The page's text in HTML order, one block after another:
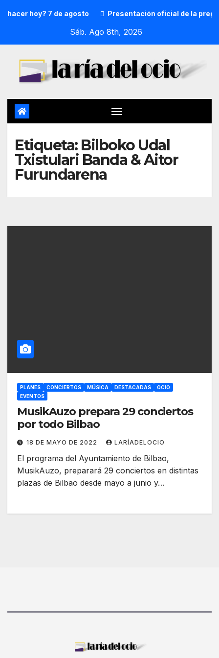
hacer hoy? 7 de agosto Presentación oficial de la
Sáb. Ago 8th, 2026
Etiqueta: Bilboko Udal
Txistulari Banda & Aitor
Furundarena
PLANES CONCIERTOS MÚSICA DESTACADAS
OCIO
EVENTOS
MusikAuzo prepara 29 conciertos
por todo Bilbao
18 DE MAYO DE 2022 LARÍADELOCIO
El programa del Ayuntamiento de Bilbao,
MusikAuzo, preparará 29 conciertos en distintas
plazas de Bilbao desde mayo a junio y…